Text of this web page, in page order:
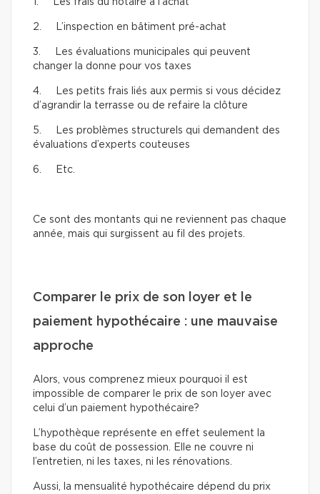
2. L’inspection en bâtiment pré-achat
3. Les évaluations municipales qui peuvent
changer la donne pour vos taxes
4. Les petits frais liés aux permis si vous décidez
d’agrandir la terrasse ou de refaire la clôture
5. Les problèmes structurels qui demandent des
évaluations d’experts couteuses
6. Etc.
Ce sont des montants qui ne reviennent pas chaque
année, mais qui surgissent au fil des projets.
Comparer le prix de son loyer et le
paiement hypothécaire : une mauvaise
approche
Alors, vous comprenez mieux pourquoi il est
impossible de comparer le prix de son loyer avec
celui d’un paiement hypothécaire?
L’hypothèque représente en effet seulement la
base du coût de possession. Elle ne couvre ni
l’entretien, ni les taxes, ni les rénovations.
Aussi, la mensualité hypothécaire dépend du prix